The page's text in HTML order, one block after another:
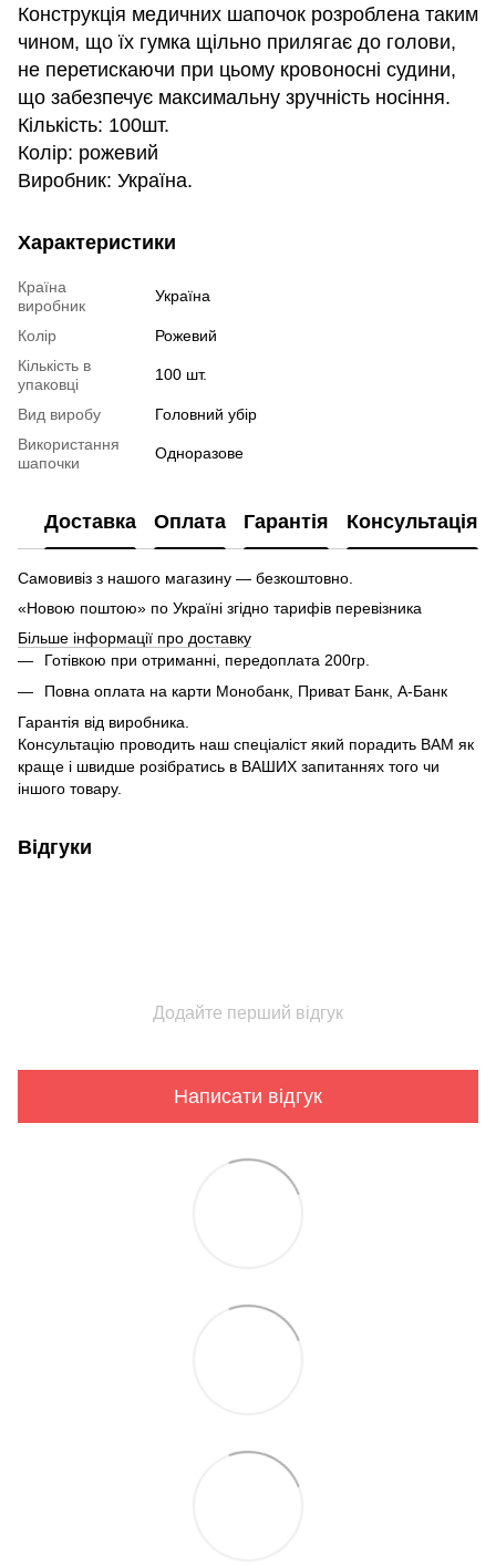
Конструкція медичних шапочок розроблена таким
чином, що їх гумка щільно прилягає до голови,
не перетискаючи при цьому кровоносні судини,
що забезпечує максимальну зручність носіння.
Кількість: 100шт.
Колір: рожевий
Виробник: Україна.
Характеристики
Країна
виробник
Україна
Колір
Рожевий
Кількість в
упаковці
100 шт.
Вид виробу
Головний убір
Використання
шапочки
Одноразове
Доставка Оплата Гарантія Консультація
Самовивіз з нашого магазину — безкоштовно.
«Новою поштою» по Україні згідно тарифів перевізника
Більше інформації про доставку
Готівкою при отриманні, передоплата 200гр.
Повна оплата на карти Монобанк, Приват Банк, А-Банк
Гарантія від виробника.
Консультацію проводить наш спеціаліст який порадить ВАМ як
краще і швидше розібратись в ВАШИХ запитаннях того чи
іншого товару.
Відгуки
Додайте перший відгук
Написати відгук